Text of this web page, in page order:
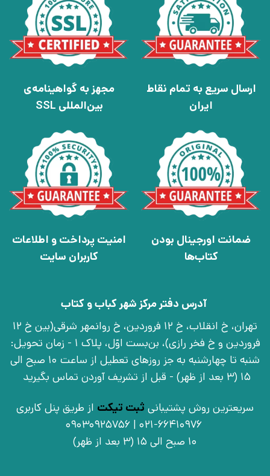
ارسال سریع به تمام نقاط
ایران
مجهز به گواهینامه‌ی
بین‌المللی SSL
ضمانت اورجینال بودن
کتاب‌ها
امنیت پرداخت و اطلاعات
کاربران سایت
آدرس دفتر مرکز شهر کباب و کتاب
تهران، خ انقلاب، خ 12 فروردین، خ روانمهر شرقی(بین خ 12
فروردین و خ فخر رازی)، بن‌بست اوّل، پلاک 1 - زمان تحویل:
شنبه تا چهارشنبه به جز روزهای تعطیل از ساعت 10 صبح الی
15 (3 بعد از ظهر) - قبل از تشریف آوردن تماس بگیرید
سریعترین روش پشتیبانی ثبت تیکت از طریق پنل کاربری
021-66410976 | 09030925756
10 صبح الی 15 (3 بعد از ظهر)